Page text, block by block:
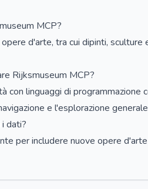
MCP?
d'arte, tra cui dipinti,
Rijksmuseum MCP?
con linguaggi di
e l'esplorazione
dati?
per includere nuove opere